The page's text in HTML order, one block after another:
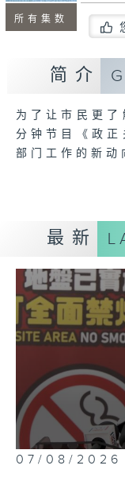
所有集数
简介
为了让市民更
分钟节目《政
部门工作的新动
最新
0
seconds
07/08/2026